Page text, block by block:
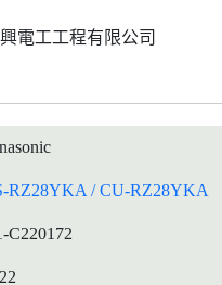
電工工程有限公司
RZ28YKA / CU-RZ28YKA
C220172